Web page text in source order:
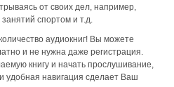
от своих дел, например,
спортом и т.д.
аудиокниг! Вы можете
и не нужна даже регистрация.
книгу и начать прослушивание,
удобная навигация сделает Ваш